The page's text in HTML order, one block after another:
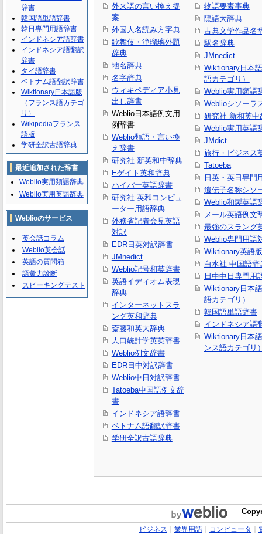
外来語の言い換え提
案
外国人名読み方字典
歌舞伎・浄瑠璃外題
辞典
地名辞典
名字辞典
ウィキペディア小見
出し辞書
Weblio日本語例文用
例辞書
Weblio類語・言い換
え辞書
研究社 新英和中辞典
Eゲイト英和辞典
ハイパー英語辞書
研究社 英和コンピュ
ーター用語辞典
外務省記者会見英語
対訳
EDR日英対訳辞書
JMnedict
Weblio記号和英辞書
英語イディオム表現
辞典
インターネットスラ
ング英和辞典
斎藤和英大辞典
人口統計学英英辞書
Weblio例文辞書
EDR日中対訳辞書
Weblio中日対訳辞書
Tatoeba中国語例文辞
書
インドネシア語辞書
ベトナム語翻訳辞書
学研全訳古語辞典
物語要素事典
隠語大辞典
古典文学作品名
駅名辞典
JMnedict
Wiktionary日本
語カテゴリ）
Weblio実用類語
Weblioシソーラ
研究社 新和英中
Weblio実用英語
JMdict
旅行・ビジネス
Tatoeba
日英・英日専門
遺伝子名称シソ
Weblio和製英語
メール英語例文
最強のスラング
Weblio専門用語
Wiktionary英語版
白水社 中国語辞
日中中日専門用
Wiktionary日本
語カテゴリ）
韓国語単語辞書
インドネシア語
Wiktionary日本
ンス語カテゴリ
辞書
韓国語単語辞書
韓日専門用語辞書
インドネシア語辞書
インドネシア語翻訳
辞書
タイ語辞書
ベトナム語翻訳辞書
Wiktionary日本語版
（フランス語カテゴ
リ）
Wikipediaフランス
語版
学研全訳古語辞典
最近追加された辞書
Weblio実用類語辞典
Weblio実用英語辞典
Weblioのサービス
英会話コラム
Weblio英会話
英語の質問箱
語彙力診断
スピーキングテスト
ビジネス 業界用語｜ コンピュータ